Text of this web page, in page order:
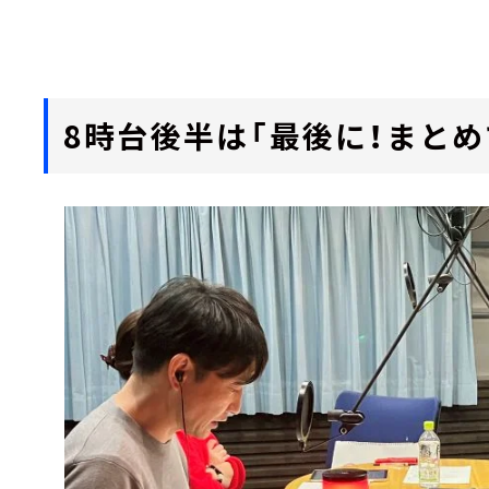
8時台後半は「最後に！まとめ